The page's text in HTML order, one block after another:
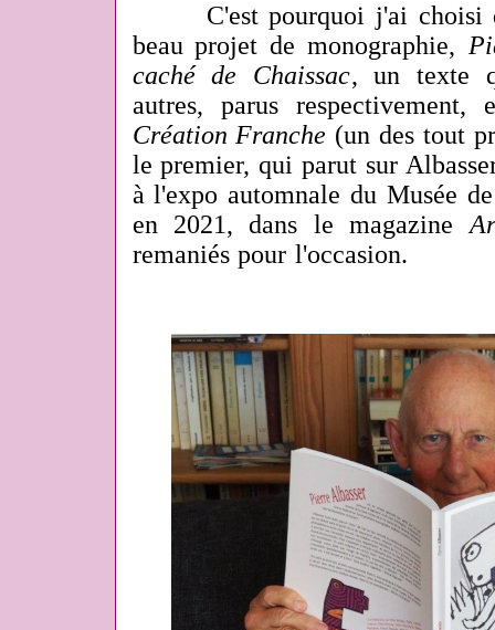
C'est pourquoi j'ai choisi
beau projet de monographie,
caché de Chaissac, un texte
autres, parus
Création Franche (un des tout
le premier, qui parut sur
à l'expo automnale du Musée
en 2021, dans le magazine
remaniés pour l'occasion.